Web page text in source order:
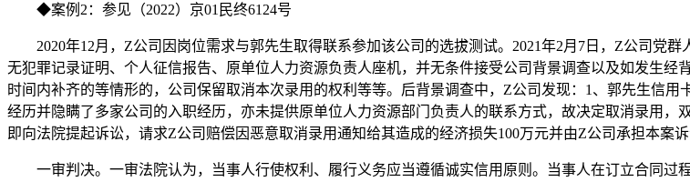
◆案例 2：参见（2022）京01民终6124号
2020年1 2月， Z公司因岗位需求与郭先生取得联系参加该公司的选拔测试。2021年2月7日，Z公司党
无犯罪记录证明、个人征信报告、原单位人力资源负责人座机，并无条件接受公司背景调查以及如发生
时间内补齐的等情形的，公司保留取消本次录用的权利等等。后背景调查中，Z公司发现：1、郭先生信用
经历并隐瞒了多家公司的入职经历，亦未提供原单位人力资源部门负责人的联系方式，故决定取消录用，
即向法院提起诉讼，请求Z公司赔偿因恶意取消录用通知给其造成的经济损失100万元并由Z公司承担本案诉
一审判决。一审法院认为，当事人行使权利、履行义务应当遵循诚实信用原则。当事人在订立合同